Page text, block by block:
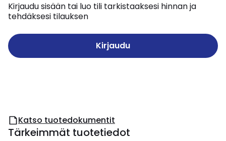
Kirjaudu sisään tai luo tili tarkistaaksesi hinnan ja
tehdäksesi tilauksen
Kirjaudu
Katso tuotedokumentit
Tärkeimmät tuotetiedot